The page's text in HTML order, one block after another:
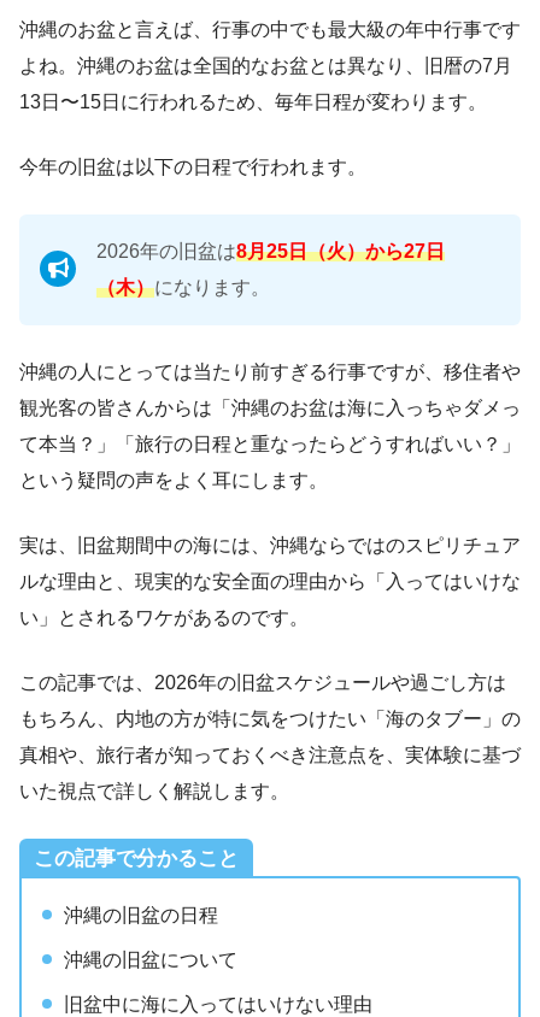
沖縄のお盆と言えば、行事の中でも最大級の年中行事です
よね。沖縄のお盆は全国的なお盆とは異なり、旧暦の7月
13日〜15日に行われるため、毎年日程が変わります。
今年の旧盆は以下の日程で行われます。
2026年の旧盆は8月25日（火）から27日
（木）になります。
沖縄の人にとっては当たり前すぎる行事ですが、移住者や
観光客の皆さんからは「沖縄のお盆は海に入っちゃダメっ
て本当？」「旅行の日程と重なったらどうすればいい？」
という疑問の声をよく耳にします。
実は、旧盆期間中の海には、沖縄ならではのスピリチュア
ルな理由と、現実的な安全面の理由から「入ってはいけな
い」とされるワケがあるのです。
この記事では、2026年の旧盆スケジュールや過ごし方は
もちろん、内地の方が特に気をつけたい「海のタブー」の
真相や、旅行者が知っておくべき注意点を、実体験に基づ
いた視点で詳しく解説します。
この記事で分かること
沖縄の旧盆の日程
沖縄の旧盆について
旧盆中に海に入ってはいけない理由